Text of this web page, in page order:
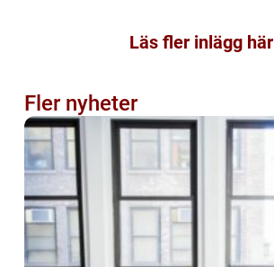
Läs fler inlägg här
Fler nyheter